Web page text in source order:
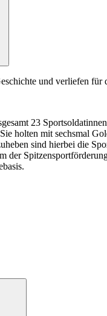
und verliefen
23
holten mit sechsmal
sind hierbei die
der